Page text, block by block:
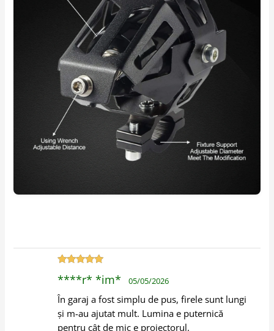
din 5
****r* *im* 05/05/2026
În garaj a fost simplu de pus, firele sunt lungi
și m-au ajutat mult. Lumina e puternică
pentru cât de mic e proiectorul.